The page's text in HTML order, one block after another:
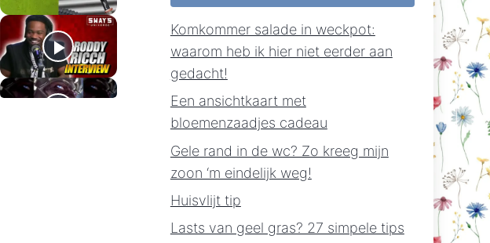
Komkommer salade in weckpot:
waarom heb ik hier niet eerder aan
gedacht!
Een ansichtkaart met
bloemenzaadjes cadeau
Gele rand in de wc? Zo kreeg mijn
zoon ‘m eindelijk weg!
Huisvlijt tip
Lasts van geel gras? 27 simpele tips